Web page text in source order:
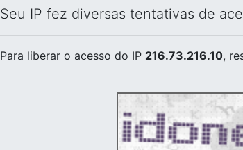
Seu IP fez diversas tentativas de
Para liberar o acesso do IP 216.73.216.10,